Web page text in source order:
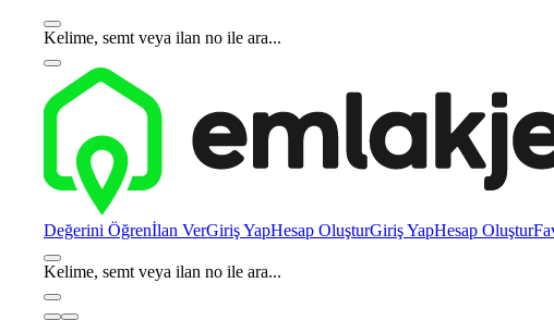
Kelime, semt veya ilan no ile ara...
Değerini Öğrenİlan VerGiriş YapHesap OluşturGiriş YapHesap Oluştur
Kelime, semt veya ilan no ile ara...